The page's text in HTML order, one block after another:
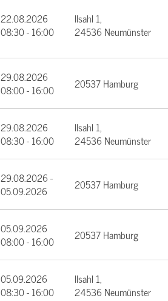
22.08.2026
08:30 - 16:00
Ilsahl 1,
24536 Neumünster
29.08.2026
08:00 - 16:00
20537 Hamburg
29.08.2026
08:30 - 16:00
Ilsahl 1,
24536 Neumünster
29.08.2026 -
05.09.2026
20537 Hamburg
05.09.2026
08:00 - 16:00
20537 Hamburg
05.09.2026
08:30 - 16:00
Ilsahl 1,
24536 Neumünster